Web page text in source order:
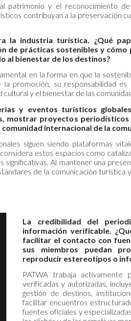
patrimonio y el reconocimiento
contribuyan a la preservación
industria turística. ¿Qué
de prácticas sostenibles y
al bienestar de los destinos?
en la forma en que la
promoción, su responsabilidad
y el bienestar de las
y eventos turísticos
mostrar proyectos
internacional de la
siguen siendo plataformas
estos espacios como
Al mantener una
de la comunicación
La credibilidad del
información verificable.
facilitar el contacto con
sus miembros puedan
reproducir estereotipos o
PATWA trabaja
verificadas y autorizadas,
gestión de destinos,
facilitar encuentros
fuentes oficiales y